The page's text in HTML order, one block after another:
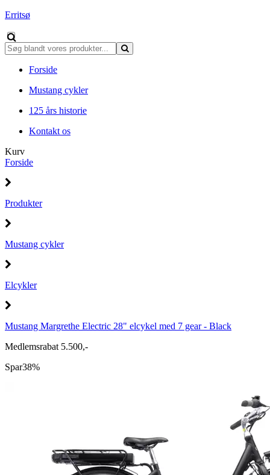
Erritsø
Forside
Mustang cykler
125 års historie
Kontakt os
Kurv
Forside
Produkter
Mustang cykler
Elcykler
Mustang Margrethe Electric 28" elcykel med 7 gear - Black
Medlemsrabat 5.500,-
Spar38%